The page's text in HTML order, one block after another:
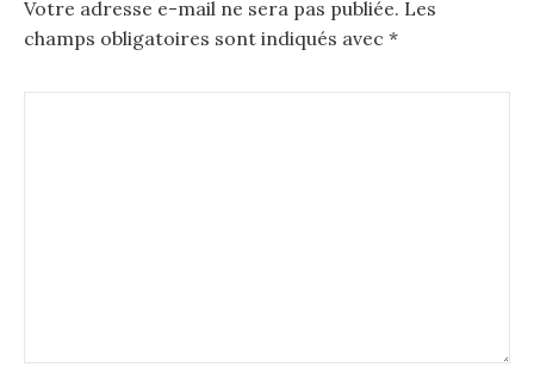
Votre adresse e-mail ne sera pas publiée. Les
champs obligatoires sont indiqués avec *